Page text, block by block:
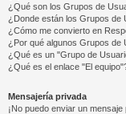
¿Qué son los Grupos de
¿Donde están los Grupos de
¿Cómo me convierto en
¿Por qué algunos Grupos de
¿Qué es un "Grupo de
¿Qué es el enlace "El
Mensajería privada
¡No puedo enviar un mensaje